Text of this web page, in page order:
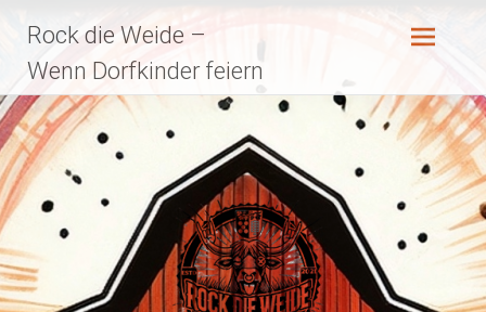
Inhalt
springen
Rock die Weide –
Wenn Dorfkinder feiern